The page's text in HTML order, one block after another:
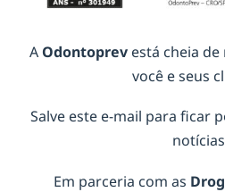
A Odontoprev está cheia
você e seus
Salve este e-mail para ficar
Em parceria com as